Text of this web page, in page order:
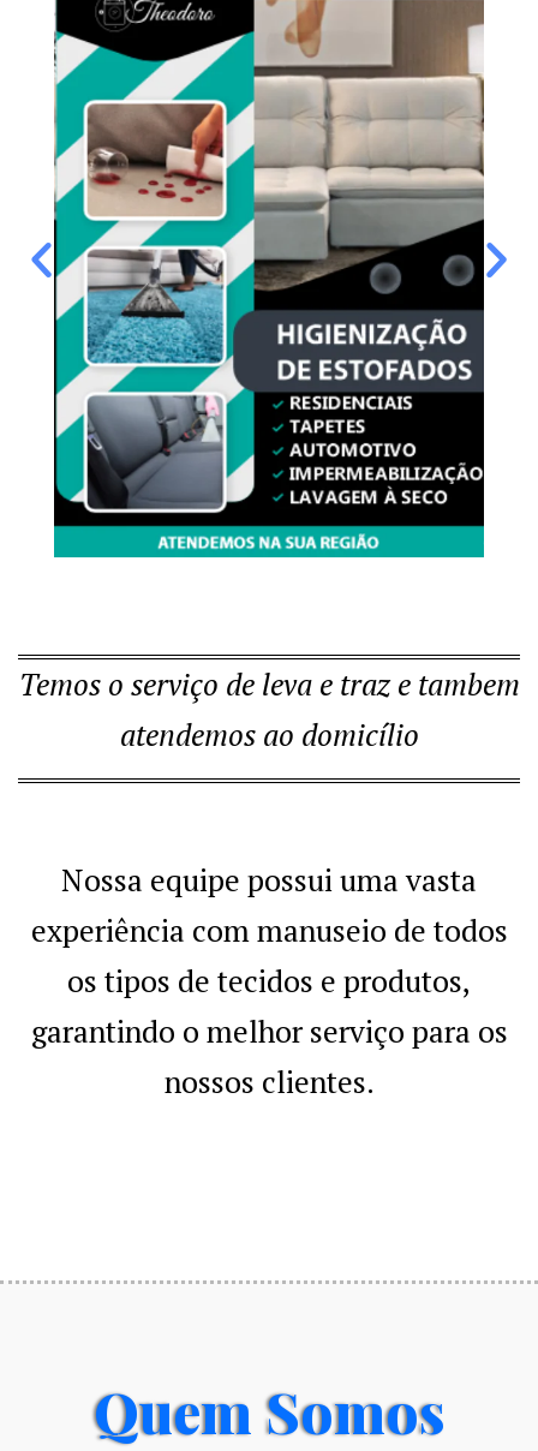
Temos o serviço de leva e traz e tambem
atendemos ao domicílio
Nossa equipe possui uma vasta
experiência com manuseio de todos
os tipos de tecidos e produtos,
garantindo o melhor serviço para os
nossos clientes.
Quem Somos